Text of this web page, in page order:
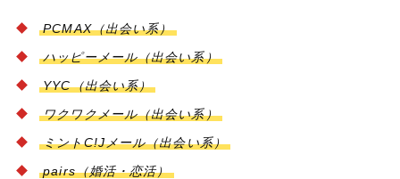
PCMAX（出会い系）
ハッピーメール（出会い系）
YYC（出会い系）
ワクワクメール（出会い系）
ミントC!Jメール（出会い系）
pairs（婚活・恋活）